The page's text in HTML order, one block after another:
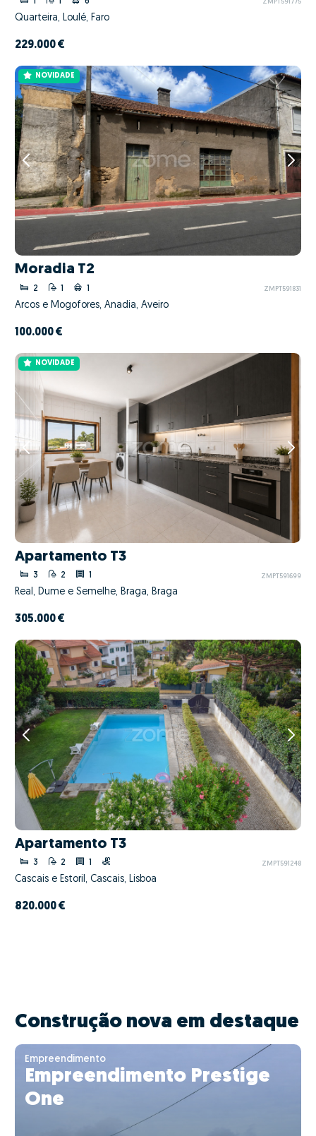
ZMPT591775
Quarteira, Loulé, Faro
229.000 €
NOVIDADE
Moradia T2
2 1 1 ZMPT591831
Arcos e Mogofores, Anadia, Aveiro
100.000 €
NOVIDADE
Apartamento T3
3 2 1 ZMPT591699
Real, Dume e Semelhe, Braga, Braga
305.000 €
Apartamento T3
3 2 ZMPT591248
Cascais e Estoril, Cascais, Lisboa
820.000 €
Construção nova em destaque
Empreendimento
Empreendimento Prestige
One